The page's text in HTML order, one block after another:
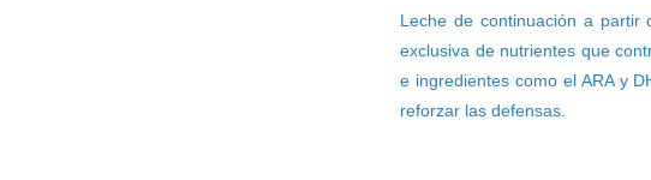
Leche de continuación a partir
exclusiva de nutrientes que
e ingredientes como el ARA y
reforzar las defensas.